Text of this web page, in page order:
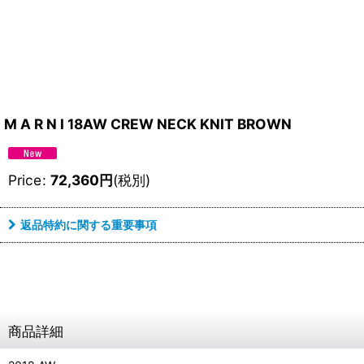
M A R N I 18AW CREW NECK KNIT BROWN
Price: 72,360円(税別)
返品特約に関する重要事項
商品詳細